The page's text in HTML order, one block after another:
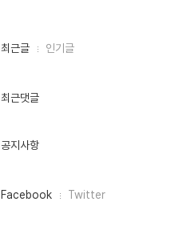
최
인
최근글 인기글
최근댓글
공지사항
페
Facebook Twitter